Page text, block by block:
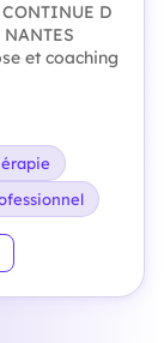
D
et coaching